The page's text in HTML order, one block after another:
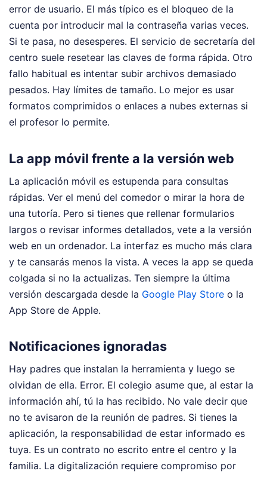
error de usuario. El más típico es el bloqueo de la
cuenta por introducir mal la contraseña varias veces.
Si te pasa, no desesperes. El servicio de secretaría del
centro suele resetear las claves de forma rápida. Otro
fallo habitual es intentar subir archivos demasiado
pesados. Hay límites de tamaño. Lo mejor es usar
formatos comprimidos o enlaces a nubes externas si
el profesor lo permite.
La app móvil frente a la versión web
La aplicación móvil es estupenda para consultas
rápidas. Ver el menú del comedor o mirar la hora de
una tutoría. Pero si tienes que rellenar formularios
largos o revisar informes detallados, vete a la versión
web en un ordenador. La interfaz es mucho más clara
y te cansarás menos la vista. A veces la app se queda
colgada si no la actualizas. Ten siempre la última
versión descargada desde la Google Play Store o la
App Store de Apple.
Notificaciones ignoradas
Hay padres que instalan la herramienta y luego se
olvidan de ella. Error. El colegio asume que, al estar la
información ahí, tú la has recibido. No vale decir que
no te avisaron de la reunión de padres. Si tienes la
aplicación, la responsabilidad de estar informado es
tuya. Es un contrato no escrito entre el centro y la
familia. La digitalización requiere compromiso por